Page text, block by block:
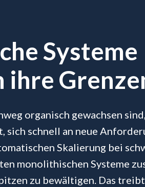
Systeme
ihre
organisch gewachsen
sich schnell an neue
Skalierung bei
monolithischen Systeme
zu bewältigen. Das